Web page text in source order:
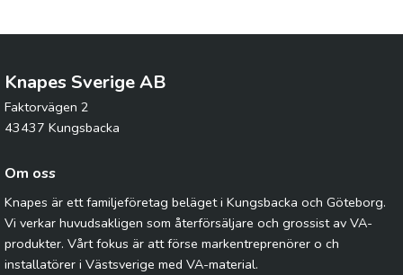
Knapes Sverige AB
Faktorvägen 2
43437 Kungsbacka
Om oss
Knapes är ett familjeföretag beläget i Kungsbacka och Göteborg.
Vi verkar huvudsakligen som återförsäljare och grossist av VA-
produkter. Vårt fokus är att förse markentreprenörer o ch
installatörer i Västsverige med VA-material.